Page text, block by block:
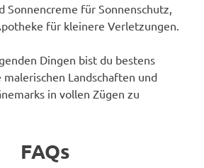
Sonnencreme für Sonnenschutz,
für kleinere Verletzungen.
Dingen bist du bestens
Landschaften und
in vollen Zügen zu
FAQs